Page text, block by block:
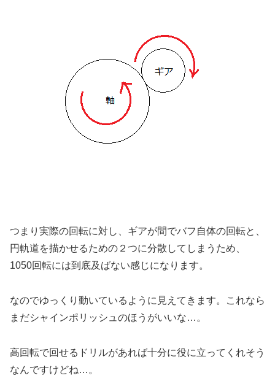
つまり実際の回転に対し、ギアが間でバフ自体の回転と、
円軌道を描かせるための２つに分散してしまうため、
1050回転には到底及ばない感じになります。
なのでゆっくり動いているように見えてきます。これなら
まだシャインポリッシュのほうがいいな…。
高回転で回せるドリルがあれば十分に役に立ってくれそう
なんですけどね…。